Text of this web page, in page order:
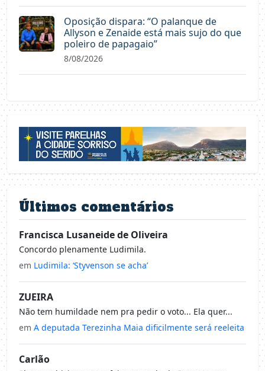
Oposição dispara: “O palanque de
Allyson e Zenaide está mais sujo do que
poleiro de papagaio”
8/08/2026
Últimos comentários
Francisca Lusaneide de Oliveira
Concordo plenamente Ludimila.
em Ludimila: ‘Styvenson se acha’
ZUEIRA
Não tem humildade nem pra pedir o voto... Ela quer...
em A deputada Terezinha Maia dificilmente será reeleita
Carlão